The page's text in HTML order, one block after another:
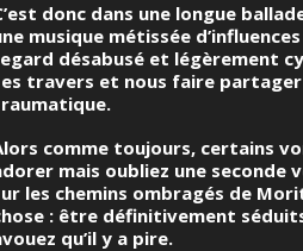
donc dans une longue
musique métissée
désabusé et légèrement
travers et nous faire
comme toujours, certains
mais oubliez une seconde
les chemins ombragés de
: être définitivement
qu’il y a pire.